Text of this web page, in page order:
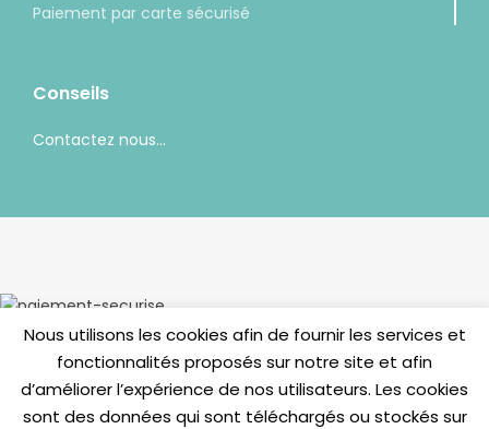
Paiement par carte sécurisé
Conseils
Contactez nous...
INFORMATIONS
Livraisons & Retours
Nous utilisons les cookies afin de fournir les services et
fonctionnalités proposés sur notre site et afin
d’améliorer l’expérience de nos utilisateurs. Les cookies
sont des données qui sont téléchargés ou stockés sur